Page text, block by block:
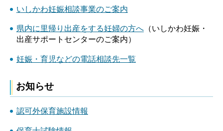
いしかわ妊娠相談事業のご案内
県内に里帰り出産をする妊婦の方へ（いしかわ妊娠・
出産サポートセンターのご案内）
妊娠・育児などの電話相談先一覧
お知らせ
認可外保育施設情報